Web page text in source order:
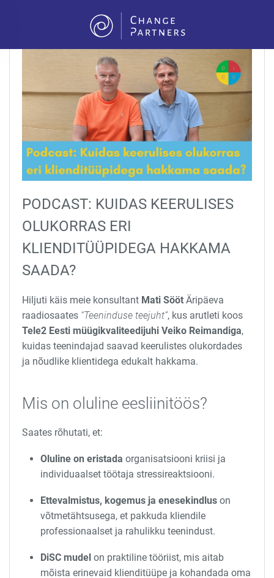
Skip to main content
PODCAST: KUIDAS KEERULISES
OLUKORRAS ERI
KLIENDITÜÜPIDEGA HAKKAMA
SAADA?
Hiljuti käis meie konsultant Mati Sööt Äripäeva
raadiosaates “Teeninduse teejuht”, kus arutleti koos
Tele2 Eesti müügikvaliteedijuhi Veiko Reimandiga,
kuidas teenindajad saavad keerulistes olukordades
ja nõudlike klientidega edukalt hakkama.
Mis on oluline eesliinitöös?
Saates rõhutati, et:
Oluline on eristada organisatsiooni kriisi ja
individuaalset töötaja stressireaktsiooni.
Ettevalmistus, kogemus ja enesekindlus on
võtmetähtsusega, et pakkuda kliendile
professionaalset ja rahulikku teenindust.
DiSC mudel on praktiline tööriist, mis aitab
mõista erinevaid klienditüüpe ja kohandada oma